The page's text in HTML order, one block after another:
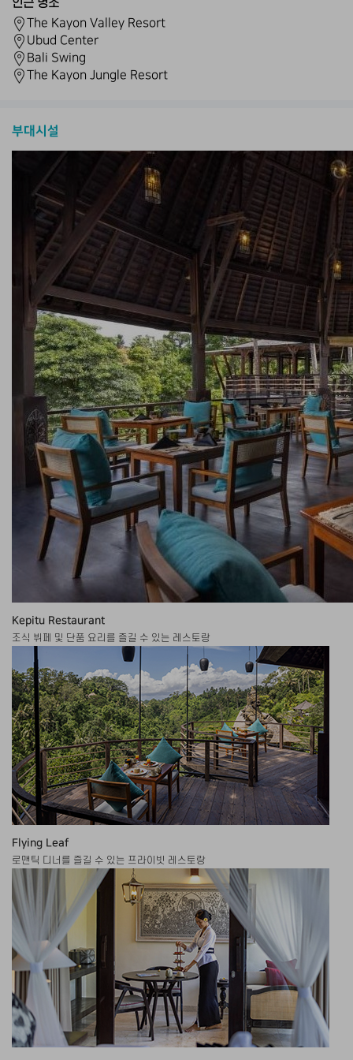
인근 명소
The Kayon Valley Resort
Ubud Center
Bali Swing
The Kayon Jungle Resort
부대시설
Kepitu Restaurant
조식 뷔페 및 단품 요리를 즐길 수 있는 레스토랑
Flying Leaf
로맨틱 디너를 즐길 수 있는 프라이빗 레스토랑